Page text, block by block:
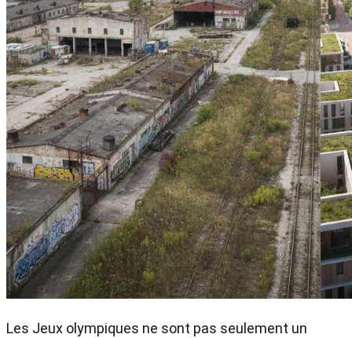
Les Jeux olympiques ne sont pas seulement un